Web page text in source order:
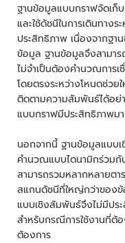
ฐานข้อมูลแบบกราฟจัดเก็
และใช้ดัชนีในการเดินทาง
ประสิทธิภาพ เนื่องจากฐ
ข้อมูล ฐานข้อมูลจึงสามาร
ไม่จำเป็นต้องคำนวณการ
โดยตรงระหว่างโหนดช่วย
ติดตามความสัมพันธ์ได้อย่
แบบกราฟมีประสิทธิภาพม
นอกจากนี้ ฐานข้อมูลแบบ
คำนวณแบบไดนามิกร่วม
สามารถรวมหลากหลายตา
สแกนดัชนีที่ใหญ่กว่าของ
แบบเชิงสัมพันธ์จึงไม่มีปร
สำหรับกรณีการใช้งานที่ต้
ต้องการ